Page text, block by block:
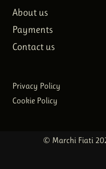
About us
Payments
Contact us
Privacy Policy
Cookie Policy
© Marchi Fiati